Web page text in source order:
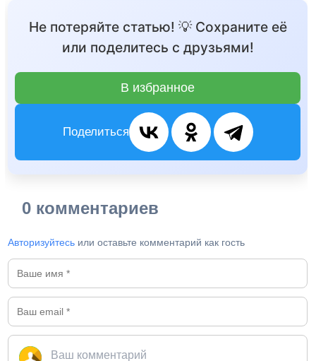
Не потеряйте статью! 💡 Сохраните её
или поделитесь с друзьями!
В избранное
Поделиться
0 комментариев
Авторизуйтесь или оставьте комментарий как гость